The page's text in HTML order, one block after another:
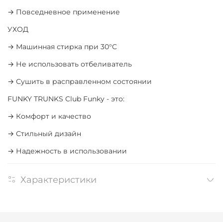
→ Повседневное применение
УХОД
→ Машинная стирка при 30°C
→ Не использовать отбеливатель
→ Сушить в расправленном состоянии
FUNKY TRUNKS Club Funky - это:
→ Комфорт и качество
→ Стильный дизайн
→ Надежность в использовании
Характеристики